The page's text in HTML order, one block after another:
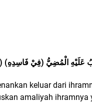
يَجِبُ عَلَيْهِ الْمُضِيُّ (فِيْ فَاسِدِهِ)
keluar dari
amaliyah ihramnya